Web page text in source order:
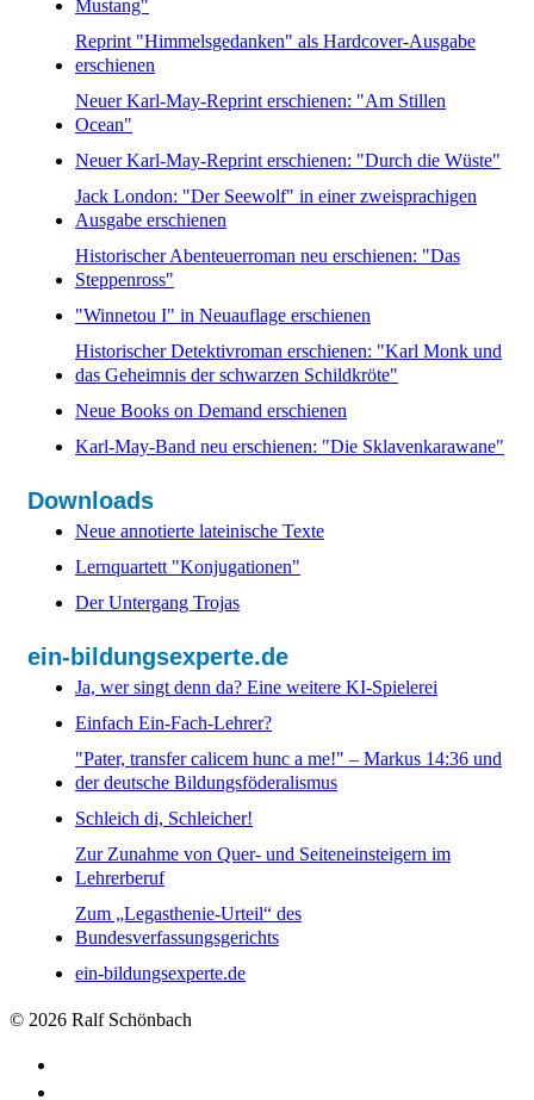
Mustang"
Reprint "Himmelsgedanken" als Hardcover-Ausgabe
erschienen
Neuer Karl-May-Reprint erschienen: "Am Stillen
Ocean"
Neuer Karl-May-Reprint erschienen: "Durch die Wüste"
Jack London: "Der Seewolf" in einer zweisprachigen
Ausgabe erschienen
Historischer Abenteuerroman neu erschienen: "Das
Steppenross"
"Winnetou I" in Neuauflage erschienen
Historischer Detektivroman erschienen: "Karl Monk und
das Geheimnis der schwarzen Schildkröte"
Neue Books on Demand erschienen
Karl-May-Band neu erschienen: "Die Sklavenkarawane"
Downloads
Neue annotierte lateinische Texte
Lernquartett "Konjugationen"
Der Untergang Trojas
ein-bildungsexperte.de
Ja, wer singt denn da? Eine weitere KI-Spielerei
Einfach Ein-Fach-Lehrer?
"Pater, transfer calicem hunc a me!" – Markus 14:36 und
der deutsche Bildungsföderalismus
Schleich di, Schleicher!
Zur Zunahme von Quer- und Seiteneinsteigern im
Lehrerberuf
Zum „Legasthenie-Urteil“ des
Bundesverfassungsgerichts
ein-bildungsexperte.de
© 2026 Ralf Schönbach